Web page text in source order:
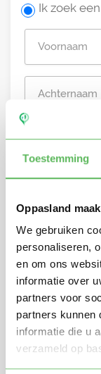
Toestemming
Oppasland
We gebruiken
personaliseren,
en om ons
informatie over
partners voor
partners kunnen
informatie die u
verzameld op
Ik zoek
Stuur mij
e-mail
Door te
voorwaarden